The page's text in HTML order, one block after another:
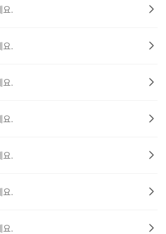
요.
요.
요.
요.
요.
요.
요.